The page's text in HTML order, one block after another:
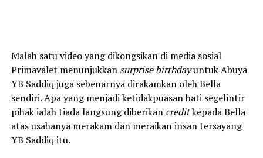
Malah satu video yang dikongsikan di media sosial
Primavalet menunjukkan surprise birthdayuntuk Abuya
YB Saddiq juga sebenarnya dirakamkan oleh Bella
sendiri. Apa yang menjadi ketidakpuasan hati segelintir
pihak ialah tiada langsung diberikan creditkepada Bella
atas usahanya merakam dan meraikan insan tersayang
YB Saddiq itu.